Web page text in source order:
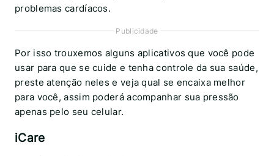
problemas cardíacos.
Publicidade
Por isso trouxemos alguns aplicativos que você pode
usar para que se cuide e tenha controle da sua saúde,
preste atenção neles e veja qual se encaixa melhor
para você, assim poderá acompanhar sua pressão
apenas pelo seu celular.
iCare